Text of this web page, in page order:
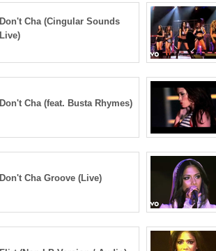
Don't Cha (Cingular Sounds
Live)
Don't Cha (feat. Busta Rhymes)
Don't Cha Groove (Live)